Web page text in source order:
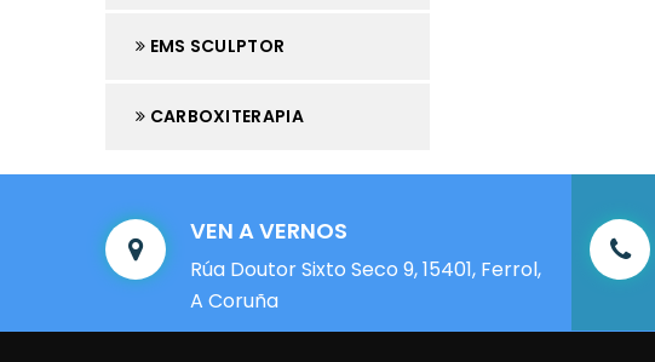
EMS SCULPTOR
CARBOXITERAPIA
VEN A VERNOS
Rúa Doutor Sixto Seco 9, 15401, Ferrol,
A Coruña